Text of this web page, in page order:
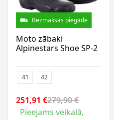
Bezmaksas piegāde
Moto zābaki
Alpinestars Shoe SP-2
41 42
251,91 €279,90 €
Pieejams veikalā,